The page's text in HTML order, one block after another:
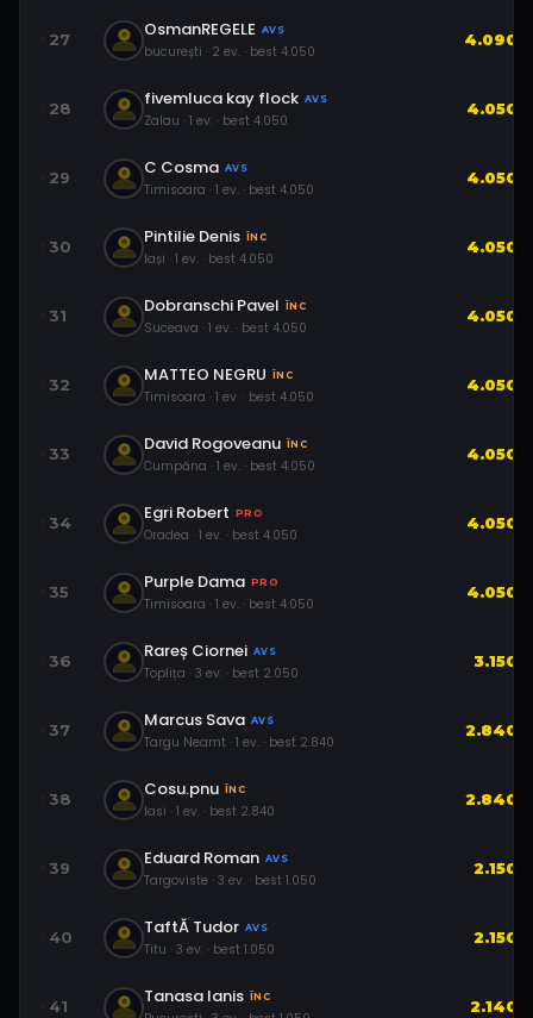
27 OsmanREGELE AVS
bucurești · 2 ev. · best 4.050
4.090
28 fivemluca kay flock AVS
Zalau · 1 ev. · best 4.050
4.050
29 C Cosma AVS
Timisoara · 1 ev. · best 4.050
4.050
30 Pintilie Denis ÎNC
Iași · 1 ev. · best 4.050
4.050
31 Dobranschi Pavel ÎNC
Suceava · 1 ev. · best 4.050
4.050
32 MATTEO NEGRU ÎNC
Timisoara · 1 ev. · best 4.050
4.050
33 David Rogoveanu ÎNC
Cumpăna · 1 ev. · best 4.050
4.050
34 Egri Robert PRO
Oradea · 1 ev. · best 4.050
4.050
35 Purple Dama PRO
Timisoara · 1 ev. · best 4.050
4.050
36 Rareș Ciornei AVS
Toplița · 3 ev. · best 2.050
3.150
37 Marcus Sava AVS
Targu Neamt · 1 ev. · best 2.840
2.840
38 Cosu.pnu ÎNC
Iasi · 1 ev. · best 2.840
2.840
39 Eduard Roman AVS
Targoviste · 3 ev. · best 1.050
2.150
40 TaftĂ Tudor AVS
Titu · 3 ev. · best 1.050
2.150
41 Tanasa Ianis ÎNC 2.140